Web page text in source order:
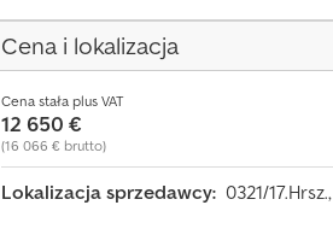
Cena i lokalizacja
Cena stała plus VAT
12 650 €
(16 066 € brutto)
Lokalizacja sprzedawcy: 0321/